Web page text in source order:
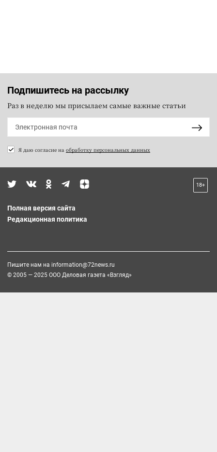
Подпишитесь на рассылку
Раз в неделю мы присылаем самые важные статьи
Я даю согласие на обработку персональных данных
18+
Полная версия сайта
Редакционная политика
Пишите нам на information@72news.ru
© 2005 — 2025 ООО Деловая газета «Взгляд»